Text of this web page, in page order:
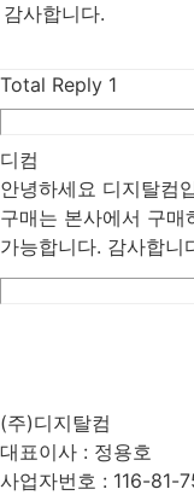
감사합니다.
Total Reply 1
디컴
안녕하세요 디지탈컴
구매는 본사에서 구
가능합니다. 감사합니
(주)디지탈컴
대표이사 : 정용호
사업자번호 : 116-81-